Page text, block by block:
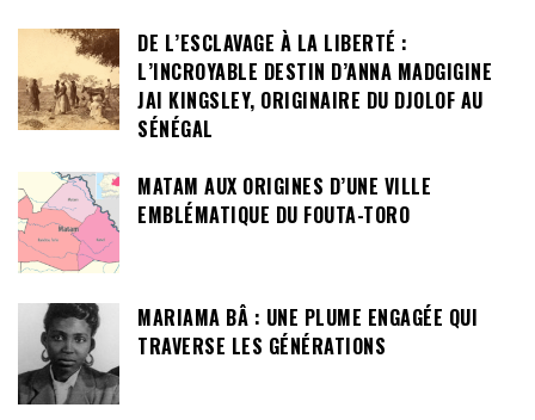
DE L’ESCLAVAGE À LA LIBERTÉ :
L’INCROYABLE DESTIN D’ANNA MADGIGINE
JAI KINGSLEY, ORIGINAIRE DU DJOLOF AU
SÉNÉGAL
MATAM AUX ORIGINES D’UNE VILLE
EMBLÉMATIQUE DU FOUTA-TORO
MARIAMA BÂ : UNE PLUME ENGAGÉE QUI
TRAVERSE LES GÉNÉRATIONS